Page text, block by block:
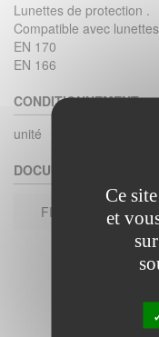
Lunettes de protection .
Compatible avec
EN 170
EN 166
CONDITIONNEMENT
unité
DOCUMENTS
FICHE TECHNIQUE
Ce
et